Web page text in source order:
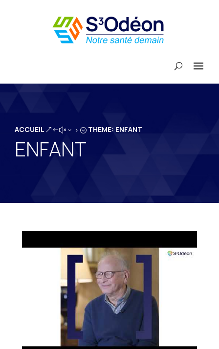
ACCUEIL &#x35; THEME: ENFANT
ENFANT